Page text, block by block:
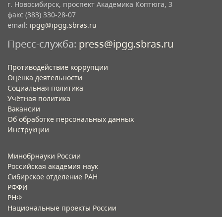
г. Новосибирск, проспект Академика Коптюга, 3
факс (383) 330-28-07
email: ipgg@ipgg.sbras.ru
Пресс-служба: press@ipgg.sbras.ru
Противодействие коррупции
Оценка деятельности
Социальная политика
Учётная политика​
Вакансии​
Об обработке персональных данных​
Инструкции​
Минобрнауки России
Российская академия наук
Сибирское отделение РАН
РФФИ
РНФ
Национальные проекты России